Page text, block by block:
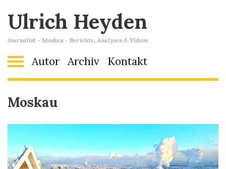
Ulrich Heyden
Journalist - Moskau - Berichte, Analysen & Videos
Autor Archiv Kontakt
Moskau